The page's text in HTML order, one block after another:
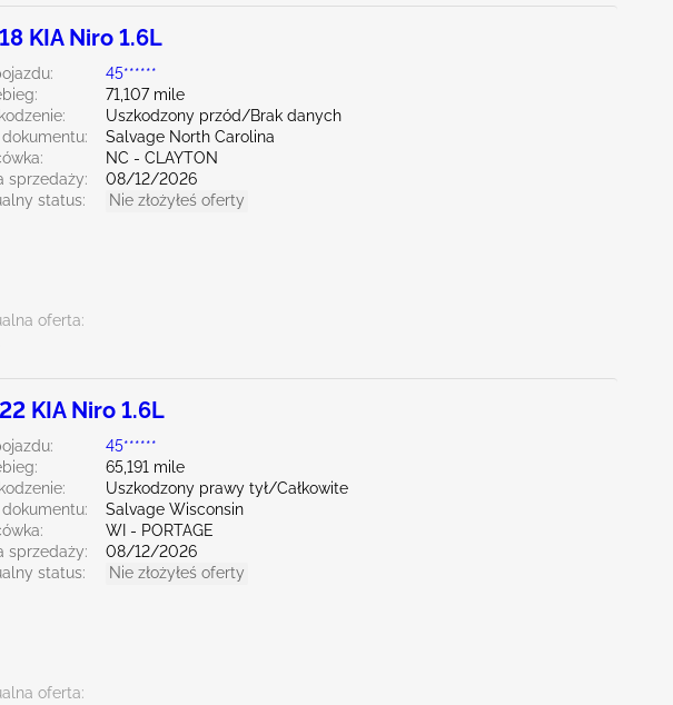
KIA Niro 1.6L
45******
71,107 mile
Uszkodzony przód/Brak danych
Salvage North Carolina
NC - CLAYTON
sprzedaży:
08/12/2026
status:
Nie złożyłeś oferty
oferta:
KIA Niro 1.6L
45******
65,191 mile
Uszkodzony prawy tył/Całkowite
Salvage Wisconsin
WI - PORTAGE
sprzedaży:
08/12/2026
status:
Nie złożyłeś oferty
oferta: